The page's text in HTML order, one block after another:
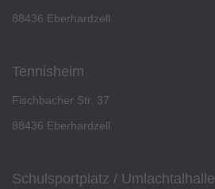
88436 Eberhardzell
Tennisheim
Fischbacher Str. 37
88436 Eberhardzell
Schulsportplatz / Umlachtalhalle